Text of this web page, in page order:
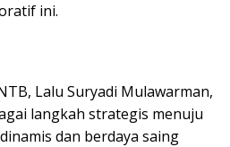
ini.
Lalu Suryadi Mulawarman,
langkah strategis menuju
dan berdaya saing